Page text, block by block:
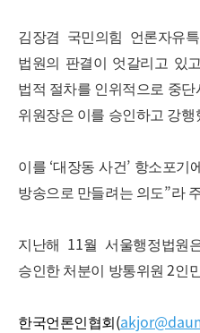
김장겸 국민의힘 언론자유
법원의 판결이 엇갈리고 있고
법적 절차를 인위적으로 중
위원장은 이를 승인하고 강행
이를 ‘대장동 사건’ 항소포기
방송으로 만들려는 의도”라
지난해 11월 서울행정법원
승인한 처분이 방통위원2인
한국언론인협회 (